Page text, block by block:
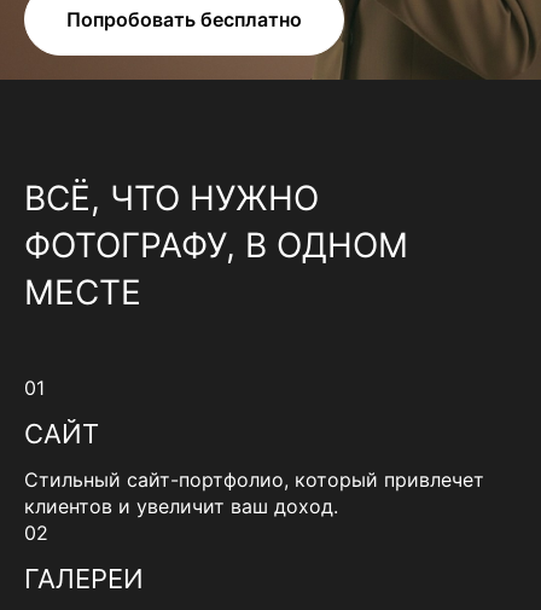
Попробовать бесплатно
ВСЁ, ЧТО НУЖНО
ФОТОГРАФУ, В ОДНОМ
МЕСТЕ
01
САЙТ
Стильный сайт-портфолио, который привлечет
клиентов и увеличит ваш доход.
02
ГАЛЕРЕИ